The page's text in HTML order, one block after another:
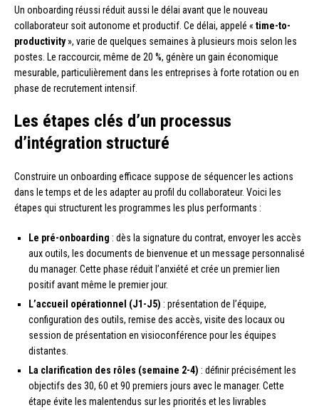
Un onboarding réussi réduit aussi le délai avant que le nouveau
collaborateur soit autonome et productif. Ce délai, appelé « time-to-
productivity», varie de quelques semaines à plusieurs mois selon les
postes. Le raccourcir, même de 20 %, génère un gain économique
mesurable, particulièrement dans les entreprises à forte rotation ou en
phase de recrutement intensif.
Les étapes clés d’un processus
d’intégration structuré
Construire un onboarding efficace suppose de séquencer les actions
dans le temps et de les adapter au profil du collaborateur. Voici les
étapes qui structurent les programmes les plus performants :
Le pré-onboarding : dès la signature du contrat, envoyer les accès
aux outils, les documents de bienvenue et un message personnalisé
du manager. Cette phase réduit l’anxiété et crée un premier lien
positif avant même le premier jour.
L’accueil opérationnel (J1-J5) : présentation de l’équipe,
configuration des outils, remise des accès, visite des locaux ou
session de présentation en visioconférence pour les équipes
distantes.
La clarification des rôles (semaine 2-4) : définir précisément les
objectifs des 30, 60 et 90 premiers jours avec le manager. Cette
étape évite les malentendus sur les priorités et les livrables